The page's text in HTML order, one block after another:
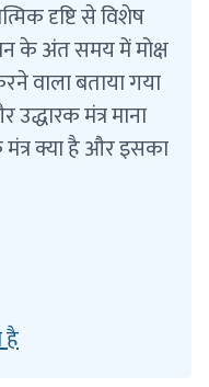
दृष्टि से विशेष
के अंत समय में मोक्ष
वाला बताया गया
मंत्र माना
क्या है और इसका
है